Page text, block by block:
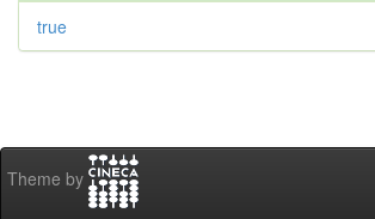
true
Theme by